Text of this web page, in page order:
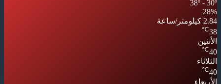
38º - 30º
28%
2.84 كيلومتر/ساعة
38
℃
الأثنين
40
℃
الثلاثاء
40
℃
الأربعاء